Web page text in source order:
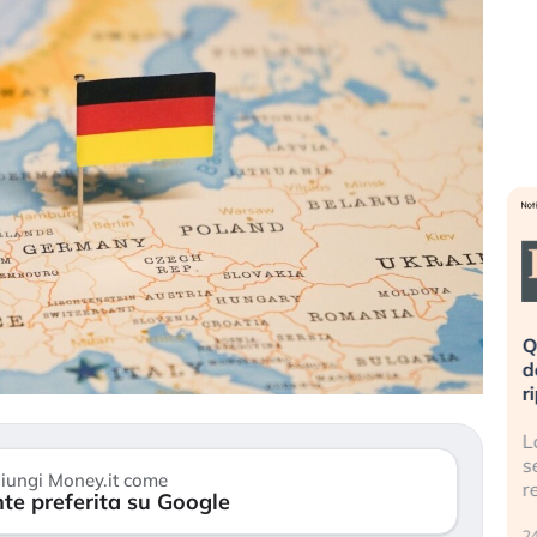
Money.it come
preferita su Google
Investitori
lo scoppio
Quando la finanza pesa più
dell’economia reale. L’America sta
ripetendo gli errori del 2008?
La ricchezza mondiale cresce, ma è
sempre più sganciata dall’economia
reale. (…)